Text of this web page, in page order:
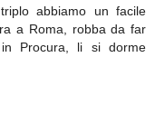
abbiamo un facile
a Roma, robba da far
Procura, li si dorme